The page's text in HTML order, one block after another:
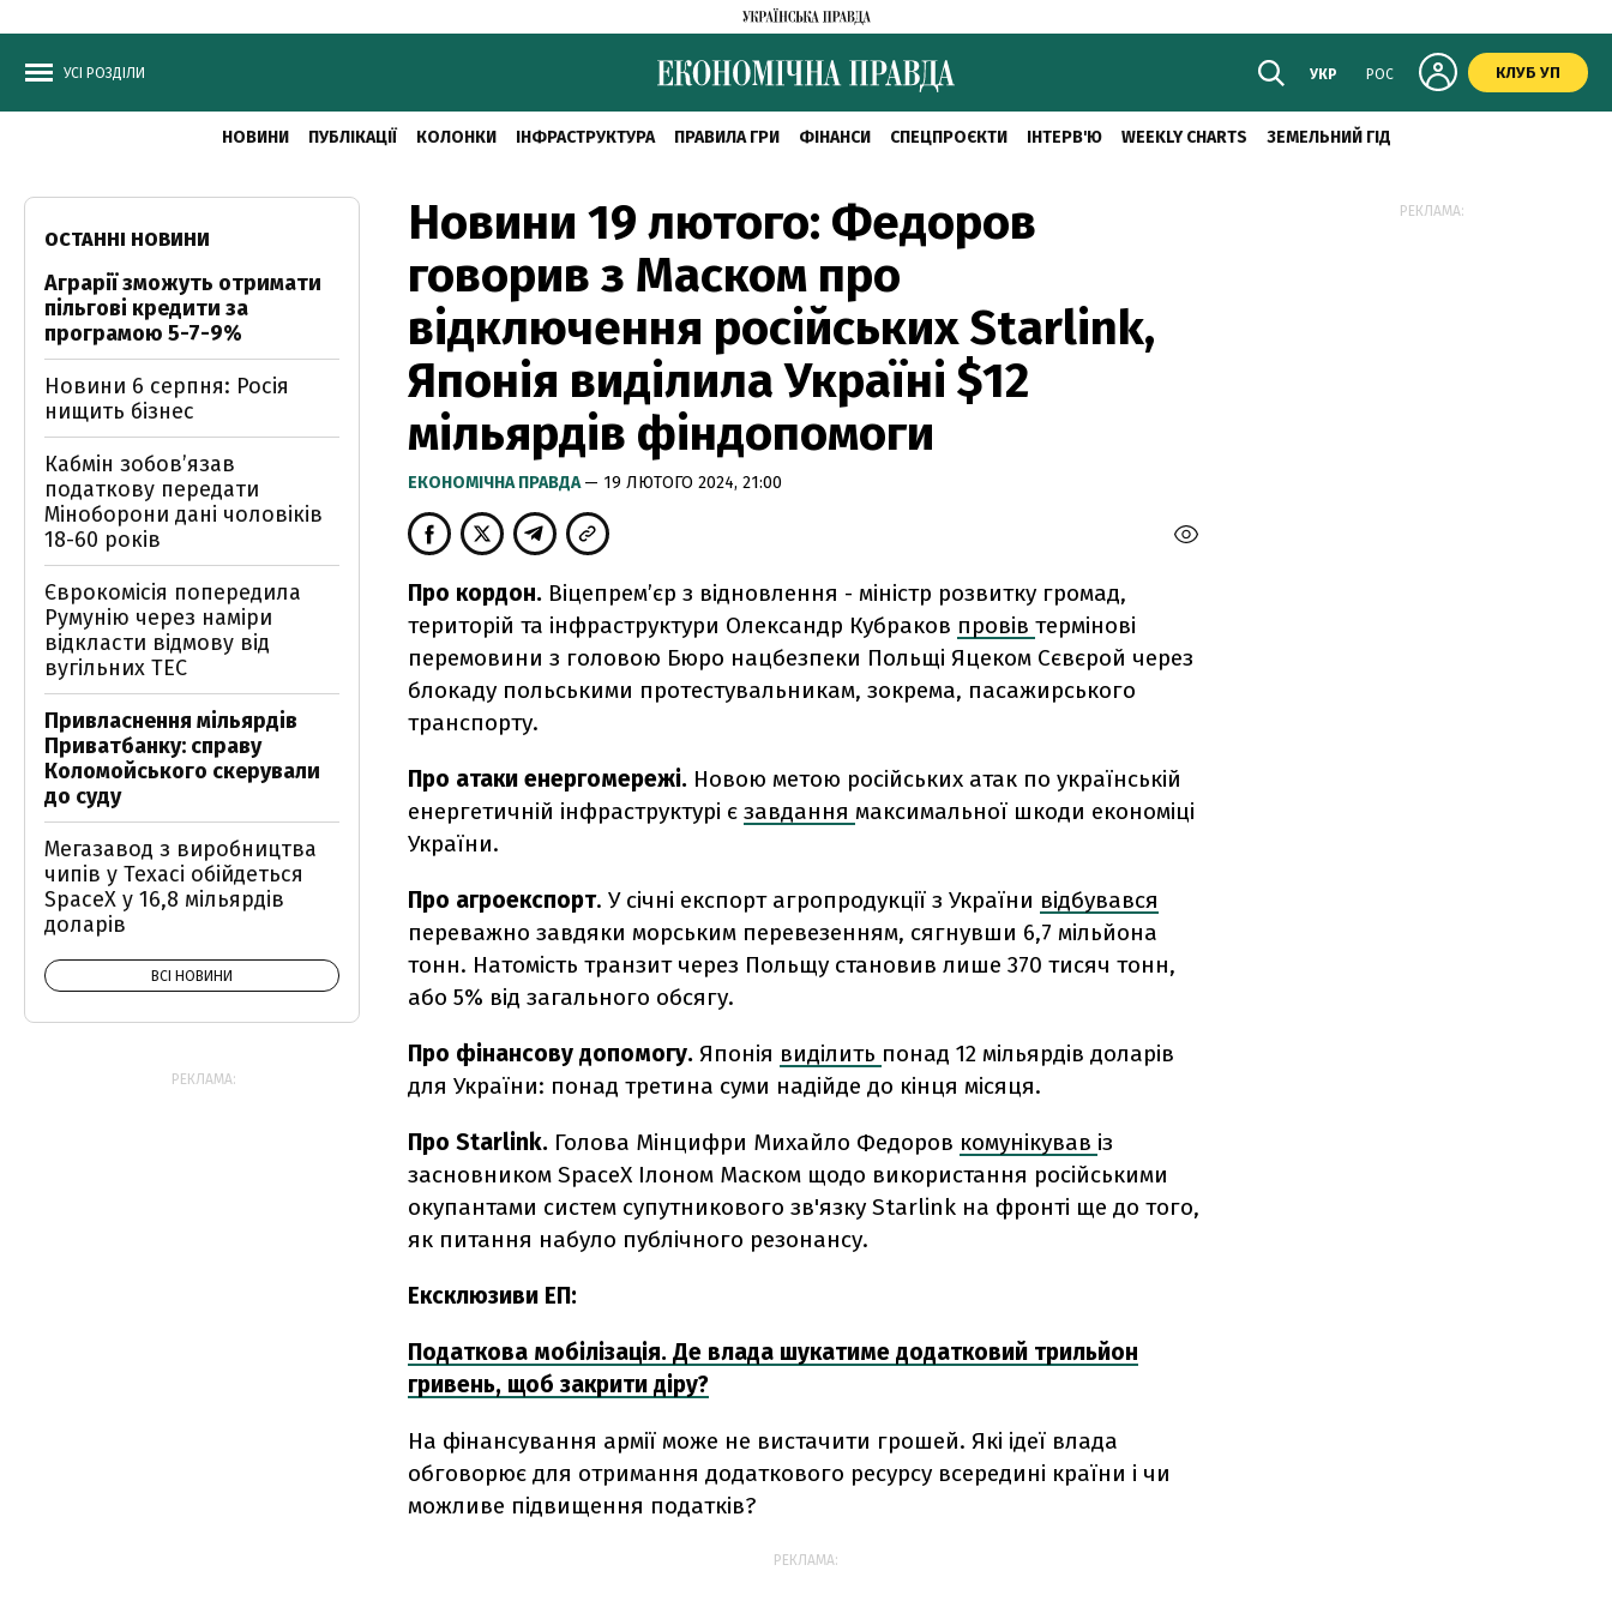
УСІ РОЗДІЛИ УКР РОС КЛУБ УП
НОВИНИ ПУБЛІКАЦІЇ КОЛОНКИ ІНФРАСТРУКТУРА ПРАВИЛА ГРИ ФІНАНСИ СПЕЦПРОЄКТИ ІНТЕРВ'Ю WEEKLY CHARTS ЗЕМЕЛЬНИЙ ГІД
Новини 19 лютого: Федоров
говорив з Маском про
відключення російських Starlink,
Японія виділила Україні $12
мільярдів фіндопомоги
ЕКОНОМІЧНА ПРАВДА— 19 ЛЮТОГО 2024, 21:00
Про кордон. Віцепрем’єр з відновлення - міністр розвитку громад,
територій та інфраструктури Олександр Кубраков провів термінові
перемовини з головою Бюро нацбезпеки Польщі Яцеком Сєвєрой через
блокаду польськими протестувальникам, зокрема, пасажирського
транспорту.
Про атаки енергомережі. Новою метою російських атак по українській
енергетичній інфраструктурі є завдання максимальної шкоди економіці
України.
Про агроекспорт. У січні експорт агропродукції з України відбувався
переважно завдяки морським перевезенням, сягнувши 6,7 мільйона
тонн. Натомість транзит через Польщу становив лише 370 тисяч тонн,
або 5% від загального обсягу.
Про фінансову допомогу. Японія виділить понад 12 мільярдів доларів
для України: понад третина суми надійде до кінця місяця.
Про Starlink. Голова Мінцифри Михайло Федоров комунікував із
засновником SpaceX Ілоном Маском щодо використання російськими
окупантами систем супутникового зв'язку Starlink на фронті ще до того,
як питання набуло публічного резонансу.
Ексклюзиви ЕП:
Податкова мобілізація. Де влада шукатиме додатковий трильйон
гривень, щоб закрити діру?
На фінансування армії може не вистачити грошей. Які ідеї влада
обговорює для отримання додаткового ресурсу всередині країни і чи
можливе підвищення податків?
РЕКЛАМА:
ОСТАННІ НОВИНИ
Аграрії зможуть отримати
пільгові кредити за
програмою 5-7-9%
Новини 6 серпня: Росія
нищить бізнес
Кабмін зобовʼязав
податкову передати
Міноборони дані чоловіків
18-60 років
Єврокомісія попередила
Румунію через наміри
відкласти відмову від
вугільних ТЕС
Привласнення мільярдів
Приватбанку: справу
Коломойського скерували
до суду
Мегазавод з виробництва
чипів у Техасі обійдеться
SpaceX у 16,8 мільярдів
доларів
ВСІ НОВИНИ
РЕКЛАМА:
РЕКЛАМА: